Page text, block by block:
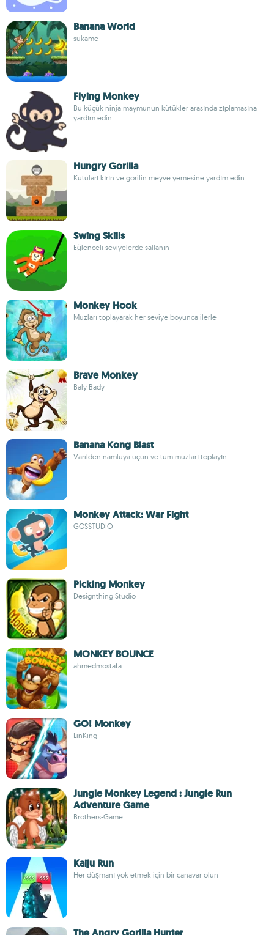
Banana World
sukame
Flying Monkey
Bu küçük ninja maymunun kütükler arasında zıplamasına
yardım edin
Hungry Gorilla
Kutuları kırın ve gorilin meyve yemesine yardım edin
Swing Skills
Eğlenceli seviyelerde sallanın
Monkey Hook
Muzları toplayarak her seviye boyunca ilerle
Brave Monkey
Baly Bady
Banana Kong Blast
Varilden namluya uçun ve tüm muzları toplayın
Monkey Attack: War Fight
GOSSTUDIO
Picking Monkey
Designthing Studio
MONKEY BOUNCE
ahmedmostafa
GO! Monkey
LinKing
Jungle Monkey Legend : Jungle Run
Adventure Game
Brothers-Game
Kaiju Run
Her düşmanı yok etmek için bir canavar olun